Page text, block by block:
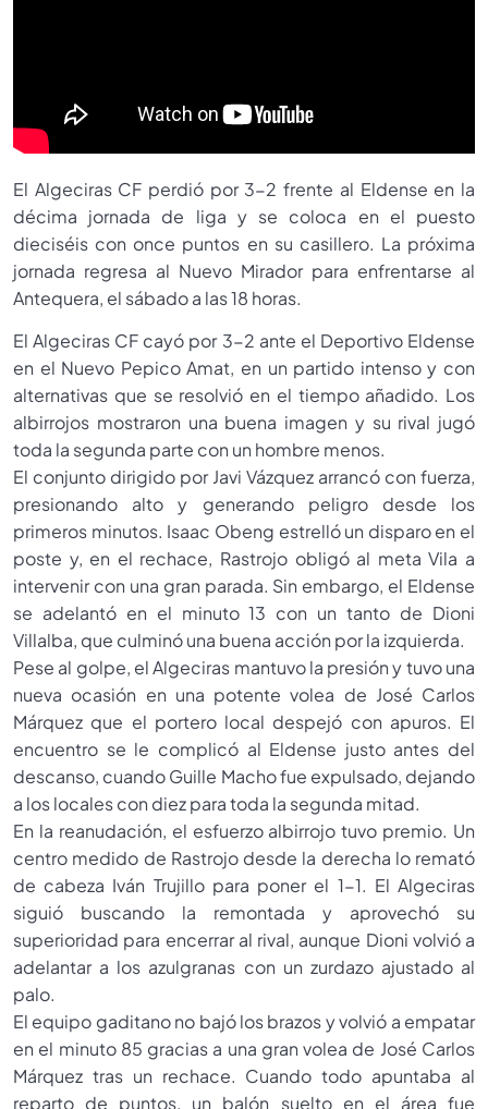
El Algeciras CF perdió por 3-2 frente al Eldense en la
décima jornada de liga y se coloca en el puesto
dieciséis con once puntos en su casillero. La próxima
jornada regresa al Nuevo Mirador para enfrentarse al
Antequera, el sábado a las 18 horas.
El Algeciras CF cayó por 3-2 ante el Deportivo Eldense
en el Nuevo Pepico Amat, en un partido intenso y con
alternativas que se resolvió en el tiempo añadido. Los
albirrojos mostraron una buena imagen y su rival jugó
toda la segunda parte con un hombre menos.
El conjunto dirigido por Javi Vázquez arrancó con fuerza,
presionando alto y generando peligro desde los
primeros minutos. Isaac Obeng estrelló un disparo en el
poste y, en el rechace, Rastrojo obligó al meta Vila a
intervenir con una gran parada. Sin embargo, el Eldense
se adelantó en el minuto 13 con un tanto de Dioni
Villalba, que culminó una buena acción por la izquierda.
Pese al golpe, el Algeciras mantuvo la presión y tuvo una
nueva ocasión en una potente volea de José Carlos
Márquez que el portero local despejó con apuros. El
encuentro se le complicó al Eldense justo antes del
descanso, cuando Guille Macho fue expulsado, dejando
a los locales con diez para toda la segunda mitad.
En la reanudación, el esfuerzo albirrojo tuvo premio. Un
centro medido de Rastrojo desde la derecha lo remató
de cabeza Iván Trujillo para poner el 1-1. El Algeciras
siguió buscando la remontada y aprovechó su
superioridad para encerrar al rival, aunque Dioni volvió a
adelantar a los azulgranas con un zurdazo ajustado al
palo.
El equipo gaditano no bajó los brazos y volvió a empatar
en el minuto 85 gracias a una gran volea de José Carlos
Márquez tras un rechace. Cuando todo apuntaba al
reparto de puntos, un balón suelto en el área fue